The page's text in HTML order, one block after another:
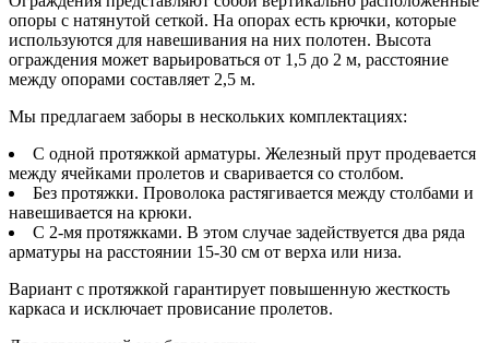
опоры с натянутой сеткой. На опорах есть крючки, которые
используются для навешивания на них полотен. Высота
ограждения может варьироваться от 1,5 до 2 м, расстояние
между опорами составляет 2,5 м.
Мы предлагаем заборы в нескольких комплектациях:
С одной протяжкой арматуры. Железный прут продевается
между ячейками пролетов и сваривается со столбом.
Без протяжки. Проволока растягивается между столбами и
навешивается на крюки.
С 2-мя протяжками. В этом случае задействуется два ряда
арматуры на расстоянии 15-30 см от верха или низа.
Вариант с протяжкой гарантирует повышенную жесткость
каркаса и исключает провисание пролетов.